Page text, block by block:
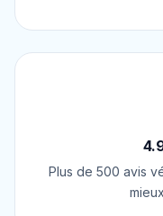
Plus de 500 avis